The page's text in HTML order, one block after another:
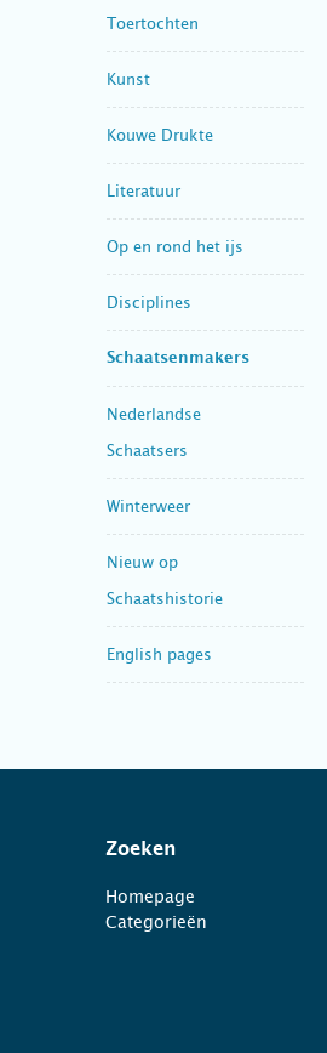
Toertochten
Kunst
Kouwe Drukte
Literatuur
Op en rond het ijs
Disciplines
Schaatsenmakers
Nederlandse
Schaatsers
Winterweer
Nieuw op
Schaatshistorie
English pages
Zoeken
Homepage
Categorieën